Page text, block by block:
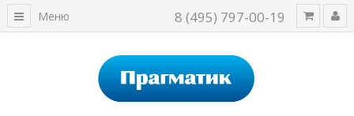
8 (495) 797-00-19
Меню